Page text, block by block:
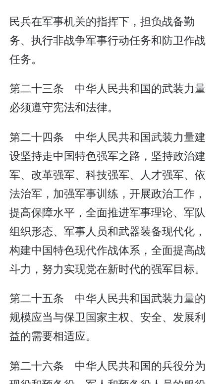
民兵在军事机关的指挥下，担负战备勤
务、执行非战争军事行动任务和防卫作战
任务。
第二十三条 中华人民共和国的武装力量
必须遵守宪法和法律。
第二十四条 中华人民共和国武装力量建
设坚持走中国特色强军之路，坚持政治建
军、改革强军、科技强军、人才强军、依
法治军，加强军事训练，开展政治工作，
提高保障水平，全面推进军事理论、军队
组织形态、军事人员和武器装备现代化，
构建中国特色现代作战体系，全面提高战
斗力，努力实现党在新时代的强军目标。
第二十五条 中华人民共和国武装力量的
规模应当与保卫国家主权、安全、发展利
益的需要相适应。
第二十六条 中华人民共和国的兵役分为